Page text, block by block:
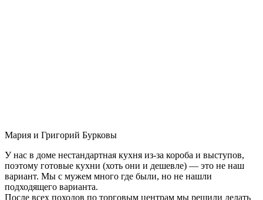
Мария и Григорий Бурковы
У нас в доме нестандартная кухня из-за короба и выступов,
поэтому готовые кухни (хоть они и дешевле) — это не наш
вариант. Мы с мужем много где были, но не нашли
подходящего варианта.
После всех походов по торговым центрам мы решили делать